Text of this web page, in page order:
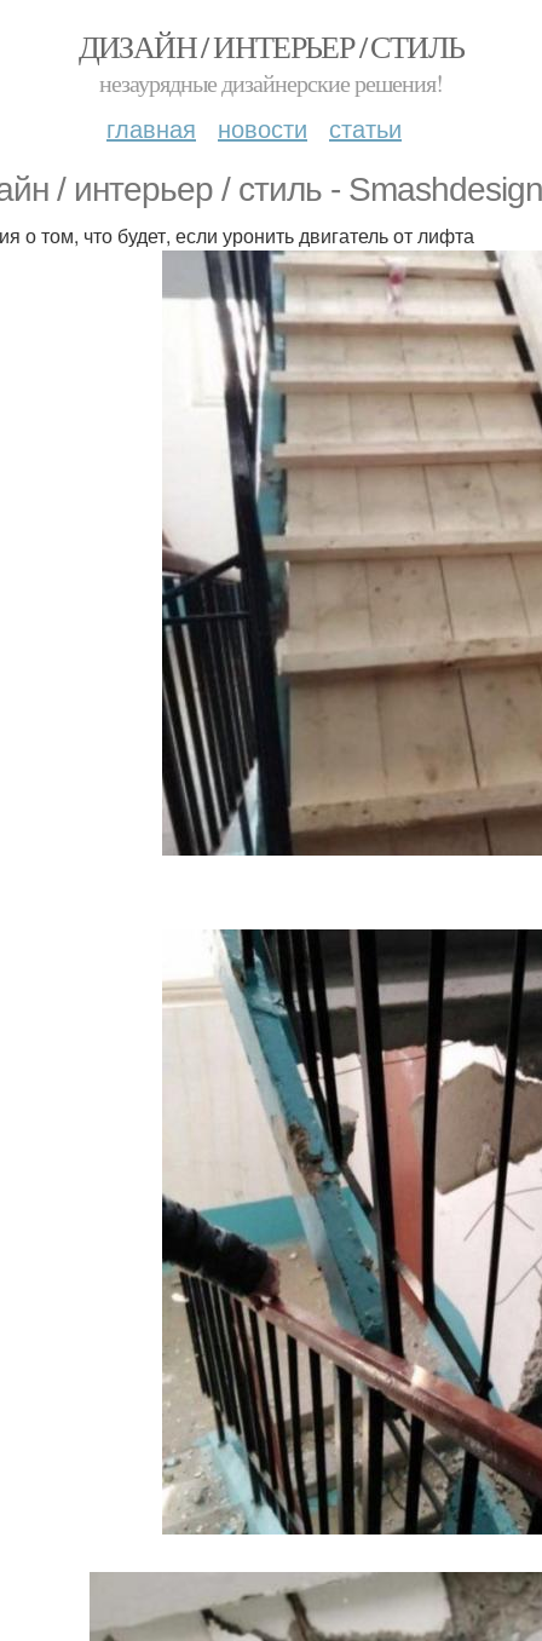
ДИЗАЙН / ИНТЕРЬЕР / СТИЛЬ
незаурядные дизайнерские решения!
главная новости статьи
/ интерьер / стиль -
о том, что будет, если уронить двигатель от лифта